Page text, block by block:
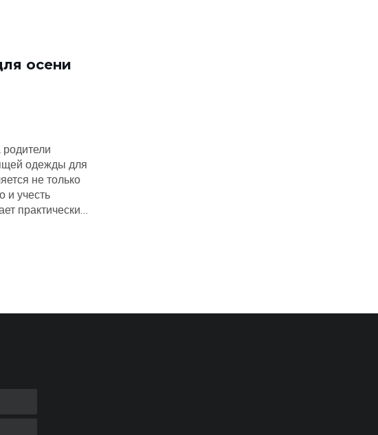
осени
одежды для
не только
и учесть
практические